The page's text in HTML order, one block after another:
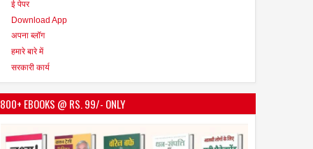
ई पेपर
Download App
अपना ब्लॉग
हमारे बारे में
सरकारी कार्य
800+ EBOOKS @ RS. 99/- ONLY